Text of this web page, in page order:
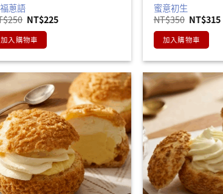
蔥語
250 原
始
價
格：
NT$250。
NT$225目
加入購物車
蜜意初生
NT$350 原
始
價
格：
NT$350。
NT$315目
加入購物車